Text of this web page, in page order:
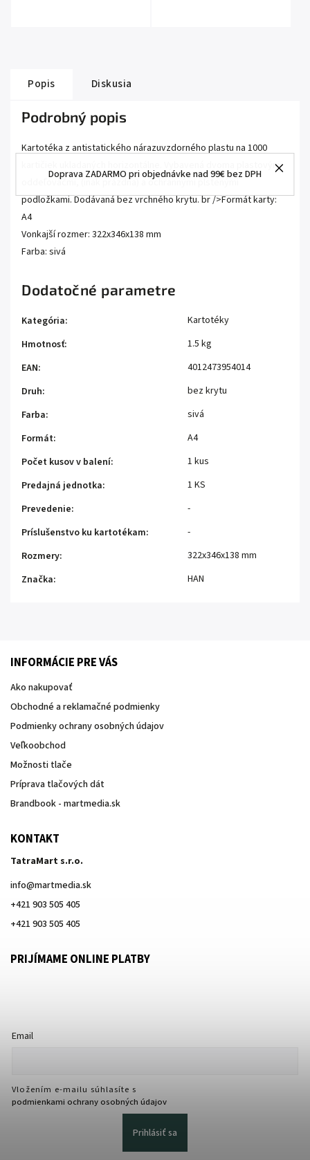
Doprava ZADARMO pri objednávke nad 99€ bez DPH
Popis Diskusia
Podrobný popis
Kartotéka z antistatického nárazuvzdorného plastu na 1000
kartičiek ukladaných horizontálne. Vybavená dvoma plastovými
oddeľovačmi, (inak prázdna) a ochrannými plstenými
podložkami. Dodávaná bez vrchného krytu. br />Formát karty:
A4
Vonkajší rozmer: 322x346x138 mm
Farba: sivá
Dodatočné parametre
Kategória:
Kartotéky
Hmotnosť:
1.5 kg
EAN:
4012473954014
Druh:
bez krytu
Farba:
sivá
Formát:
A4
Počet kusov v balení:
1 kus
Predajná jednotka:
1 KS
Prevedenie:
-
Príslušenstvo ku kartotékam:
-
Rozmery:
322x346x138 mm
Značka: HAN
INFORMÁCIE PRE VÁS
Ako nakupovať
Obchodné a reklamačné podmienky
Podmienky ochrany osobných údajov
Veľkoobchod
Možnosti tlače
Príprava tlačových dát
Brandbook - martmedia.sk
KONTAKT
TatraMart s.r.o.
info@martmedia.sk
+421 903 505 405
+421 903 505 405
PRIJÍMAME ONLINE PLATBY
Email
Vložením e-mailu súhlasíte s
podmienkami ochrany osobných údajov
Prihlásiť sa